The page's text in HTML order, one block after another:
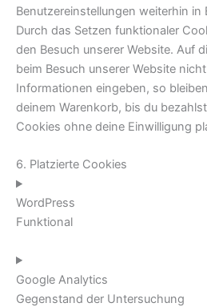
Benutzereinstellungen weiterhin in
Durch das Setzen funktionaler
den Besuch unserer Website. Auf
beim Besuch unserer Website
Informationen eingeben, so
deinem Warenkorb, bis du
Cookies ohne deine Einwilligung
6. Platzierte Cookies
WordPress
Funktional
Google Analytics
Gegenstand der Untersuchung